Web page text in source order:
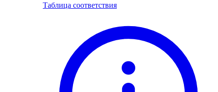
Таблица соответствия